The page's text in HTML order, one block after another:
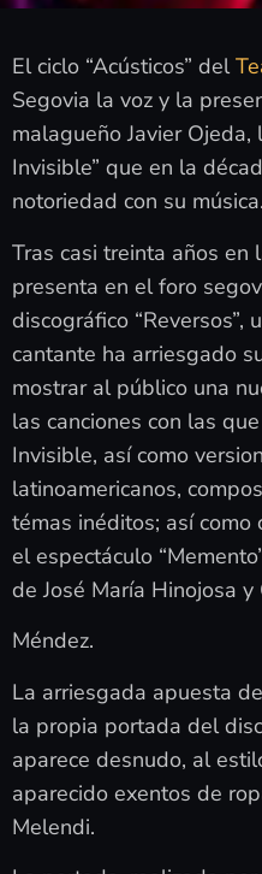
El ciclo “Acústicos” del
Segovia la voz y la
malagueño Javier
Invisible” que en la
notoriedad con su música.
Tras casi treinta años en
presenta en el foro
discográfico “Reversos”,
cantante ha arriesgado
mostrar al público una
las canciones con las
Invisible, así como
latinoamericanos,
témas inéditos; así como
el espectáculo
de José María Hinojosa y
Méndez.
La arriesgada apuesta
la propia portada del
aparece desnudo, al
aparecido exentos de
Melendi.